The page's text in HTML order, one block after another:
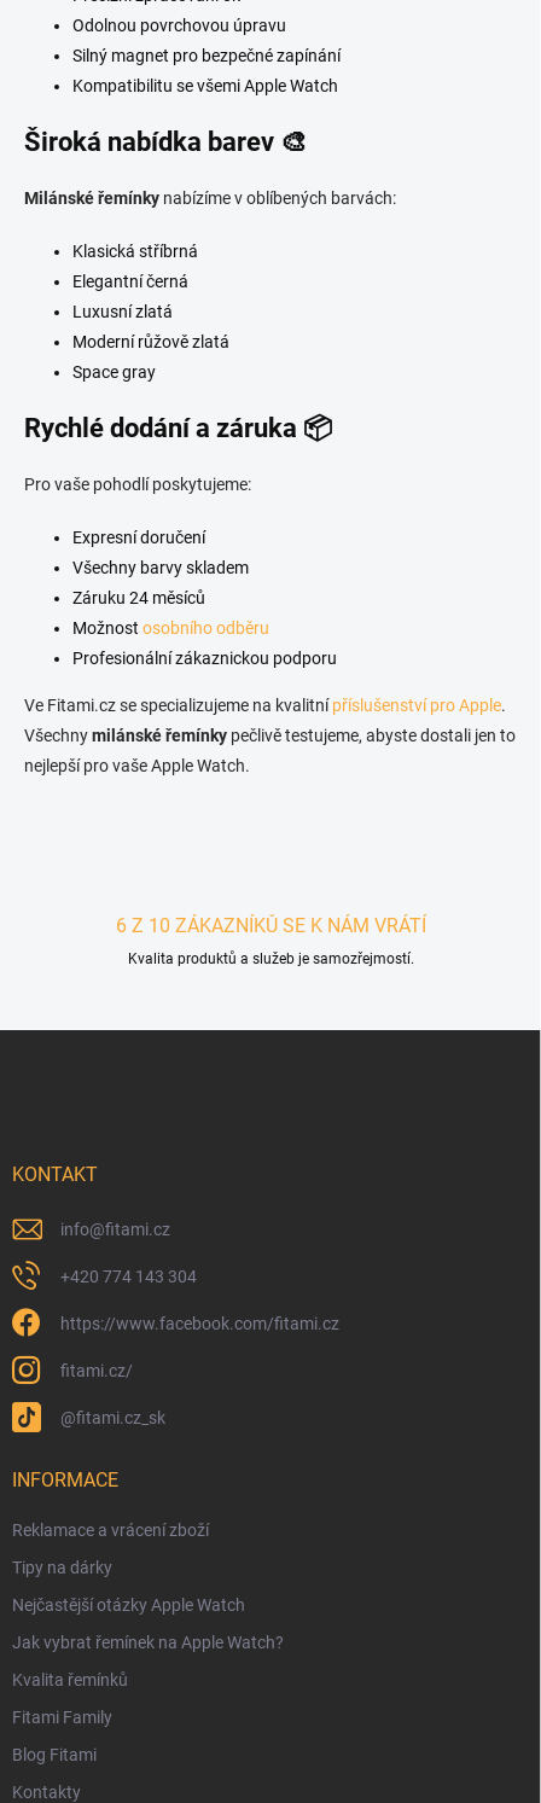
Odolnou povrchovou úpravu
Silný magnet pro bezpečné zapínání
Kompatibilitu se všemi Apple Watch
Široká nabídka barev 🎨
Milánské řemínky nabízíme v oblíbených barvách:
Klasická stříbrná
Elegantní černá
Luxusní zlatá
Moderní růžově zlatá
Space gray
Rychlé dodání a záruka 📦
Pro vaše pohodlí poskytujeme:
Expresní doručení
Všechny barvy skladem
Záruku 24 měsíců
Možnost osobního odběru
Profesionální zákaznickou podporu
Ve Fitami.cz se specializujeme na kvalitnípříslušenství pro Apple.
Všechnymilánské řemínky pečlivě testujeme, abyste dostali jen to
nejlepší pro vaše Apple Watch.
6 Z 10 ZÁKAZNÍKŮ SE K NÁM VRÁTÍ
Kvalita produktů a služeb je samozřejmostí.
KONTAKT
info@fitami.cz
+420 774 143 304
https://www.facebook.com/fitami.cz
fitami.cz/
@fitami.cz_sk
INFORMACE
Reklamace a vrácení zboží
Tipy na dárky
Nejčastější otázky Apple Watch
Jak vybrat řemínek na Apple Watch?
Kvalita řemínků
Fitami Family
Blog Fitami
Kontakty